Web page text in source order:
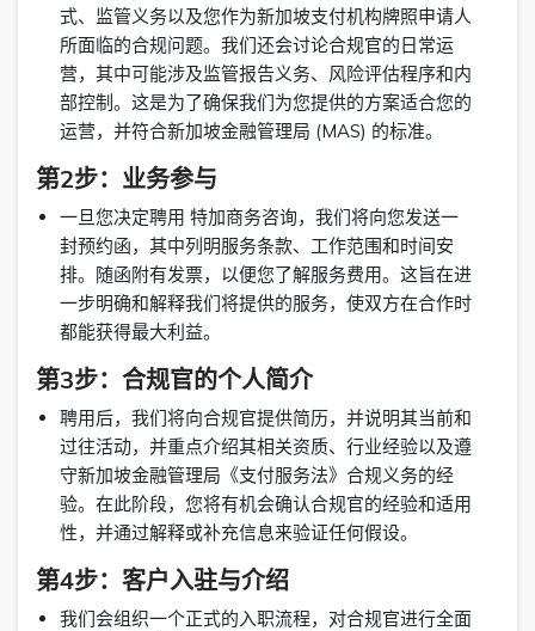
式、监管义务以及您作为新加坡支付机构牌照申请人
所面临的合规问题。我们还会讨论合规官的日常运
营，其中可能涉及监管报告义务、风险评估程序和内
部控制。这是为了确保我们为您提供的方案适合您的
运营，并符合新加坡金融管理局 (MAS) 的标准。
第2步：业务参与
一旦您决定聘用 特加商务咨询，我们将向您发送一
封预约函，其中列明服务条款、工作范围和时间安
排。随函附有发票，以便您了解服务费用。这旨在进
一步明确和解释我们将提供的服务，使双方在合作时
都能获得最大利益。
第3步：合规官的个人简介
聘用后，我们将向合规官提供简历，并说明其当前和
过往活动，并重点介绍其相关资质、行业经验以及遵
守新加坡金融管理局《支付服务法》合规义务的经
验。在此阶段，您将有机会确认合规官的经验和适用
性，并通过解释或补充信息来验证任何假设。
第4步：客户入驻与介绍
我们会组织一个正式的入职流程，对合规官进行全面